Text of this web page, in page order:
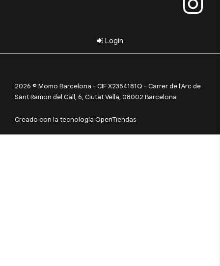
Login
2026 © Momo Barcelona - CIF X2354181Q - Carrer de l'Arc de
Sant Ramon del Call, 6, Ciutat Vella, 08002 Barcelona
Creado con la tecnología OpenTiendas